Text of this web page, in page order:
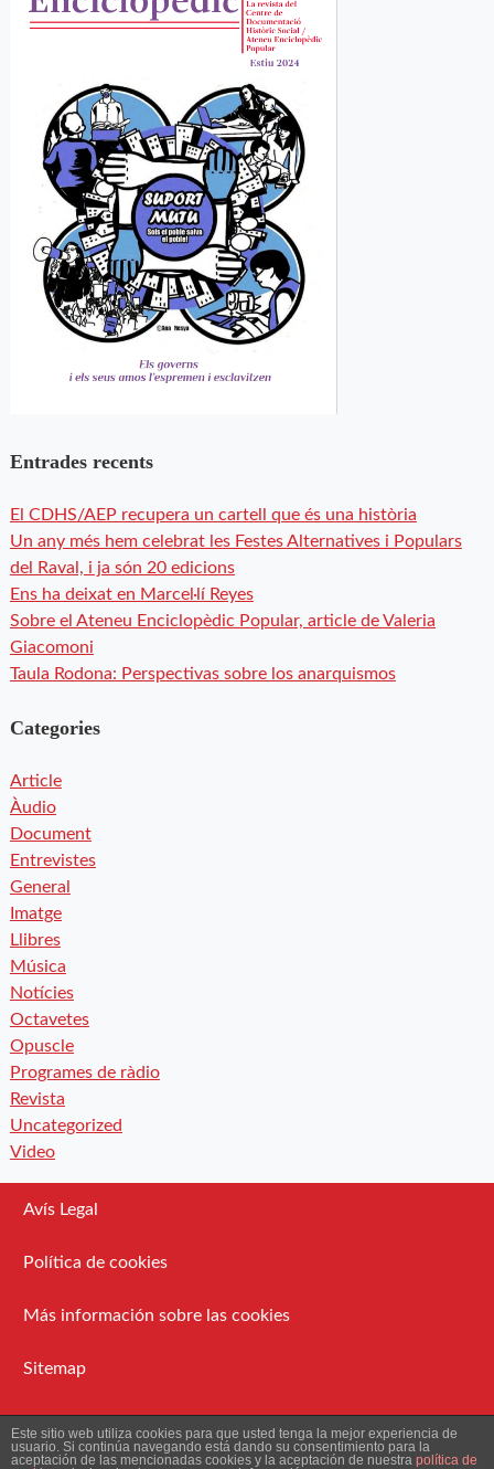
Entrades recents
El CDHS/AEP recupera un cartell que és una història
Un any més hem celebrat les Festes Alternatives i Populars
del Raval, i ja són 20 edicions
Ens ha deixat en Marcel·lí Reyes
Sobre el Ateneu Enciclopèdic Popular, article de Valeria
Giacomoni
Taula Rodona: Perspectivas sobre los anarquismos
Categories
Article
Àudio
Document
Entrevistes
General
Imatge
Llibres
Música
Notícies
Octavetes
Opuscle
Programes de ràdio
Revista
Uncategorized
Video
Avís Legal
Política de cookies
Más información sobre las cookies
Sitemap
Administració
Este sitio web utiliza cookies para que usted tenga la mejor experiencia de
usuario. Si continúa navegando está dando su consentimiento para la
aceptación de las mencionadas cookies y la aceptación de nuestra política de